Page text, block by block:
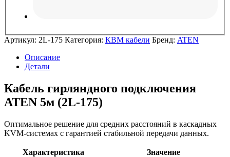
Артикул: 2L-175 Категория: КВМ кабели Бренд: ATEN
Описание
Детали
Кабель гирляндного подключения
ATEN 5м (2L-175)
Оптимальное решение для средних расстояний в каскадных
KVM-системах с гарантией стабильной передачи данных.
Характеристика Значение